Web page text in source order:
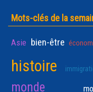
Mots-clés de la
Asie bien-être
histoire
monde